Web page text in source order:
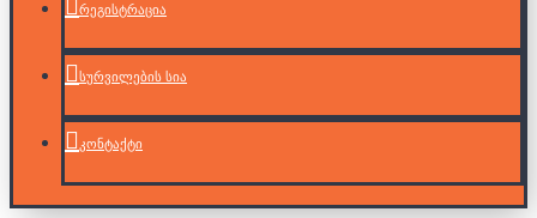
რეგისტრაცია
სურვილების სია
კონტაქტი